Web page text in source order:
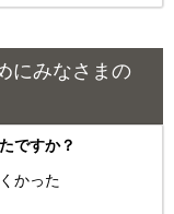
にみなさまの
ですか？
かった